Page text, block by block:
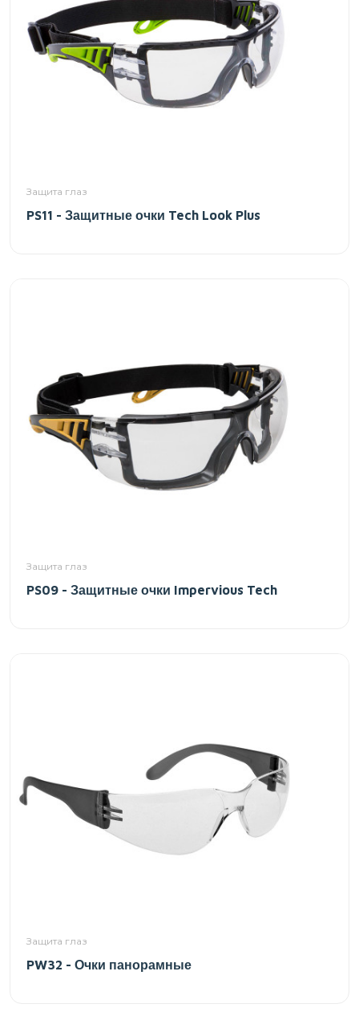
Защита глаз
PS11 - Защитные очки Tech Look Plus
Защита глаз
PS09 - Защитные очки Impervious Tech
Защита глаз
PW32 - Очки панорамные